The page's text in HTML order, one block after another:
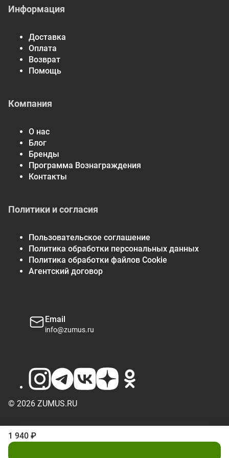
1 940 ₽
Информация
Доставка
Оплата
Возврат
Помощь
Компания
О нас
Блог
Бренды
Программа Вознаграждения
Контакты
Политики и согласия
Пользовательское соглашение
Политика обработки персональных данных
Политика обработки файлов Cookie
Агентский договор
Email
info@zumus.ru
© 2026 ZUMUS.RU